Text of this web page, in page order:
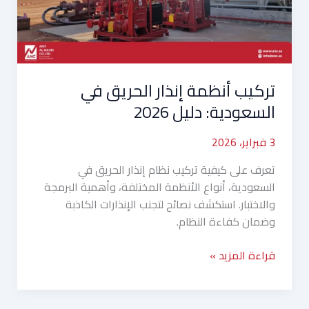
تركيب أنظمة إنذار الحريق في
السعودية: دليل 2026
3 فبراير، 2026
تعرف على كيفية تركيب نظام إنذار الحريق في
السعودية، أنواع الأنظمة المختلفة، وأهمية البرمجة
والاختبار. استكشف نصائح لتجنب الإنذارات الكاذبة
وضمان كفاءة النظام.
دليل
2026
قراءة المزيد »